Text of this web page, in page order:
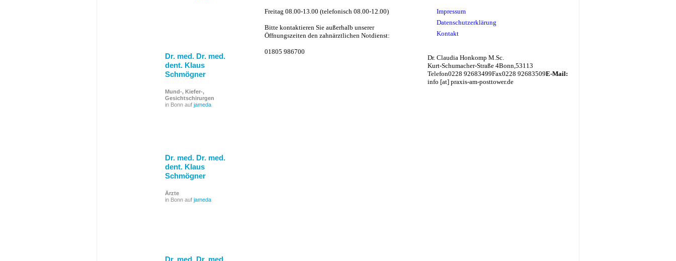
Dr. med. Dr. med.
dent. Klaus
Schmögner
Mund-, Kiefer-,
Gesichtschirurgen
in Bonn auf jameda
Dr. med. Dr. med.
dent. Klaus
Schmögner
Ärzte
in Bonn auf jameda
Dr. med. Dr. med.
Freitag 08.00-13.00 (telefonisch 08.00-12.00)
Bitte kontaktieren Sie außerhalb unserer
Öffnungszeiten den zahnärztlichen Notdienst:
01805 986700
Impressum
Datenschutzerklärung
Kontakt
Dr. Claudia Honkomp M.Sc.
Kurt-Schumacher-Straße 4Bonn,53113
Telefon0228 92683499Fax0228 92683509E-Mail:
info [at] praxis-am-posttower.de